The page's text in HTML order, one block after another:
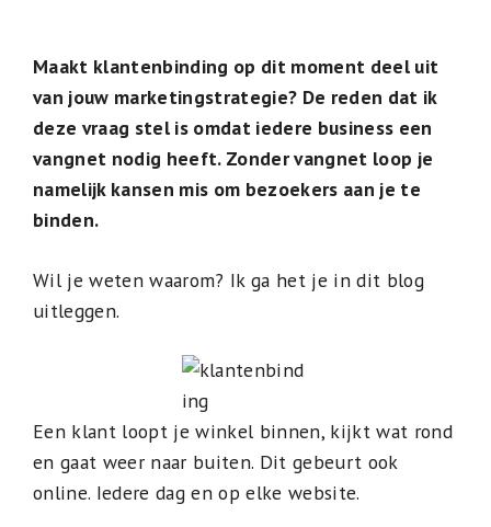
Maakt klantenbinding op dit moment deel uit
van jouw marketingstrategie? De reden dat ik
deze vraag stel is omdat iedere business een
vangnet nodig heeft. Zonder vangnet loop je
namelijk kansen mis om bezoekers aan je te
binden.
Wil je weten waarom? Ik ga het je in dit blog
uitleggen.
Een klant loopt je winkel binnen, kijkt wat rond
en gaat weer naar buiten. Dit gebeurt ook
online. Iedere dag en op elke website.